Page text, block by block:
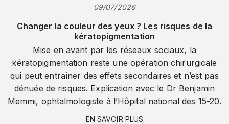
09/07/2026
Changer la couleur des yeux ? Les risques de la
kératopigmentation
Mise en avant par les réseaux sociaux, la
kératopigmentation reste une opération chirurgicale
qui peut entraîner des effets secondaires et n’est pas
dénuée de risques. Explication avec le Dr Benjamin
Memmi, ophtalmologiste à l’Hôpital national des 15-20.
EN SAVOIR PLUS